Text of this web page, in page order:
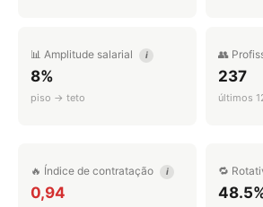
📊 Amplitude salarial i
8%
piso → teto
👥
237
últimos
🔥 Índice de contratação i
0,94
🔁